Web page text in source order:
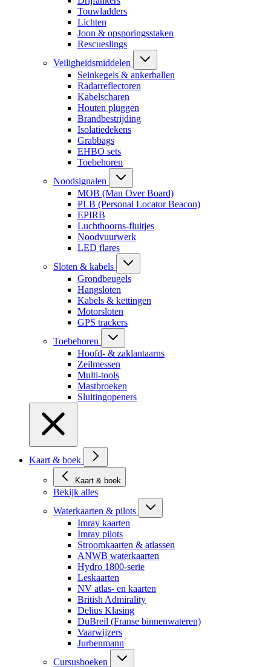
Touwladders
Lichten
Joon & opsporingsstaken
Rescueslings
Veiligheidsmiddelen
Seinkegels & ankerballen
Radarreflectoren
Kabelscharen
Houten pluggen
Brandbestrijding
Isolatiedekens
Grabbags
EHBO sets
Toebehoren
Noodsignalen
MOB (Man Over Board)
PLB (Personal Locator Beacon)
EPIRB
Luchthoorns-fluitjes
Noodvuurwerk
LED flares
Sloten & kabels
Grondbeugels
Hangsloten
Kabels & kettingen
Motorsloten
GPS trackers
Toebehoren
Hoofd- & zaklantaarns
Zeilmessen
Multi-tools
Mastbroeken
Sluitingopeners
Kaart & boek
Kaart & boek
Bekijk alles
Waterkaarten & pilots
Imray kaarten
Imray pilots
Stroomkaarten & atlassen
ANWB waterkaarten
Hydro 1800-serie
Leskaarten
NV atlas- en kaarten
British Admirality
Delius Klasing
DuBreil (Franse binnenwateren)
Vaarwijzers
Jurbenmann
Cursusboeken